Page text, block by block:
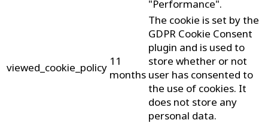
"Performance".
viewed_cookie_policy 11
months
The cookie is set by the
GDPR Cookie Consent
plugin and is used to
store whether or not
user has consented to
the use of cookies. It
does not store any
personal data.